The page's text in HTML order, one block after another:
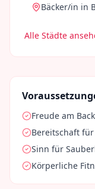
Bäcker/in in
Alle Städte
Freude am
Bereitschaft
Sinn für
Körperliche